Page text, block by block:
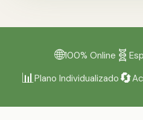
🌐100% Online 🧬
📊Plano Individualizado🔄